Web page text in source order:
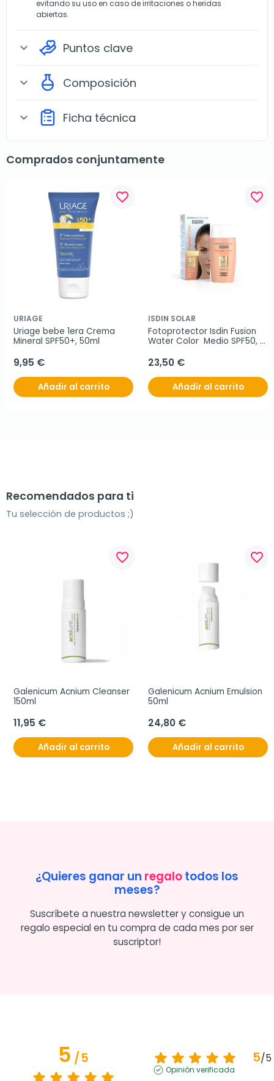
evitando su uso en caso de irritaciones o heridas
abiertas.
expand_more Puntos clave
expand_more Composición
expand_more Ficha técnica
Comprados conjuntamente
favorite_border
URIAGE
Uriage bebe 1era Crema
Mineral SPF50+, 50ml
9,95 €
Añadir al carrito
favorite_border
ISDIN SOLAR
Fotoprotector Isdin Fusion
Water Color  Medio SPF50,
23,50 €
Añadir al carrito
Recomendados para ti
Tu selección de productos ;)
favorite_border
Galenicum Acnium Cleanser
150ml
11,95 €
Añadir al carrito
favorite_border
Galenicum Acnium Emulsion
50ml
24,80 €
Añadir al carrito
¿Quieres ganar un regalotodos los
meses?
Suscríbete a nuestra newsletter y consigue un
regalo especial en tu compra de cada mes por ser
suscriptor!
5/5 5/5
Opinión verificada